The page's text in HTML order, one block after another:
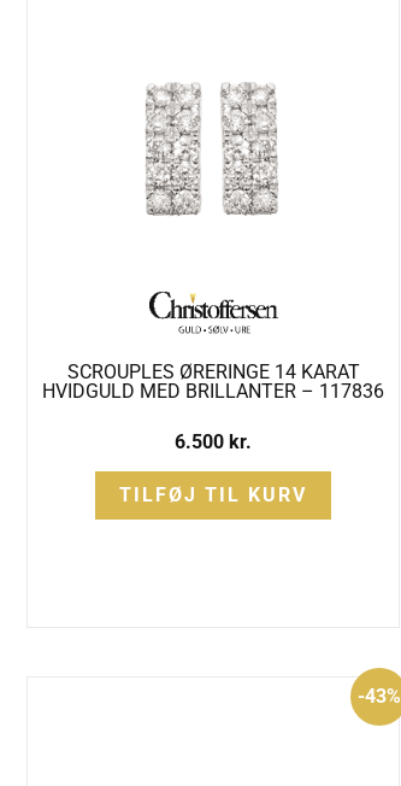
SCROUPLES ØRERINGE 14 KARAT
HVIDGULD MED BRILLANTER – 117836
6.500 kr.
TILFØJ TIL KURV
-43%
aktuelle